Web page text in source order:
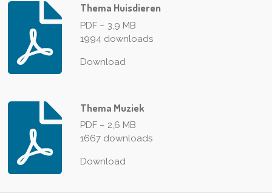
Thema Huisdieren
PDF – 3,9 MB
1994 downloads
Download
Thema Muziek
PDF – 2,6 MB
1667 downloads
Download